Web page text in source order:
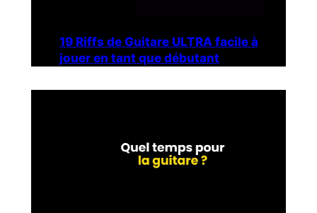
19 Riffs de Guitare ULTRA facile à
jouer en tant que débutant